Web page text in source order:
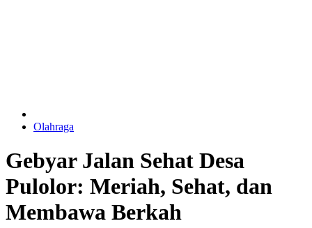
Olahraga
Gebyar Jalan Sehat Desa
Pulolor: Meriah, Sehat, dan
Membawa Berkah